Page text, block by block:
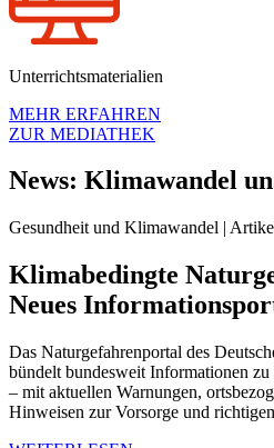
Unterrichtsmaterialien
MEHR ERFAHREN
ZUR MEDIATHEK
News: Klimawandel
Gesundheit und Klimawandel |
Klimabedingte
Neues
Das Naturgefahrenportal des
bündelt bundesweit Informationen
– mit aktuellen Warnungen,
Hinweisen zur Vorsorge und